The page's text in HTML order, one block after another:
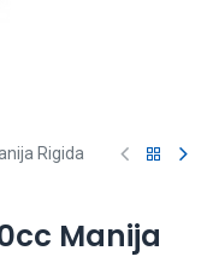
Rigida
Manija